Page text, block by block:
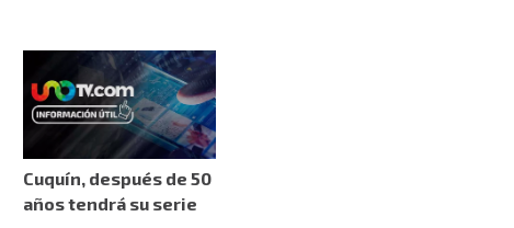
Cuquín, después de 50
años tendrá su serie